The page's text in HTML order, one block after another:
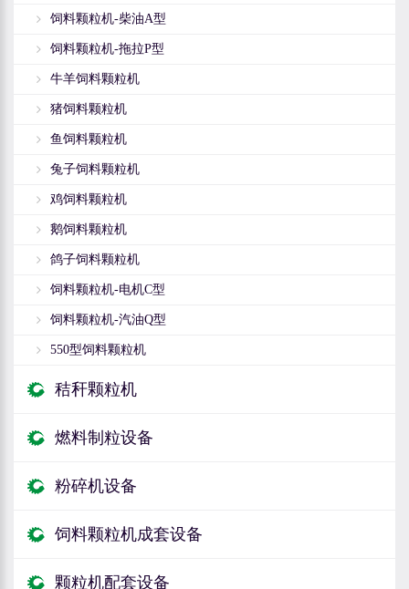
饲料颗粒机-柴油A型
饲料颗粒机-拖拉P型
牛羊饲料颗粒机
猪饲料颗粒机
鱼饲料颗粒机
兔子饲料颗粒机
鸡饲料颗粒机
鹅饲料颗粒机
鸽子饲料颗粒机
饲料颗粒机-电机C型
饲料颗粒机-汽油Q型
550型饲料颗粒机
秸秆颗粒机
燃料制粒设备
粉碎机设备
饲料颗粒机成套设备
颗粒机配套设备